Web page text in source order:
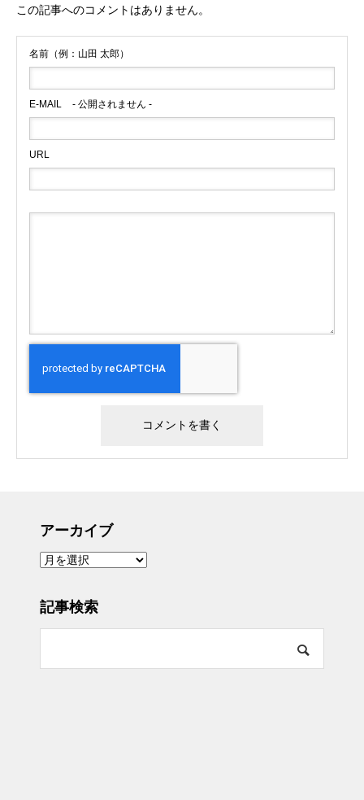
この記事へのコメントはありません。
名前（例：山田 太郎）
E-MAIL - 公開されません -
URL
アーカイブ
ア
ー
ブ
記事検索